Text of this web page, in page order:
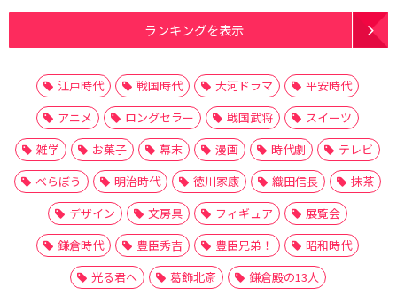
ランキングを表示
江戸時代 戦国時代 大河ドラマ
平安時代
アニメ
ロングセラー 戦国武将
スイーツ
雑学
お菓子 幕末 漫画 時代劇
テレビ
べらぼう
明治時代 徳川家康 織田信長
抹茶
デザイン
文房具 フィギュア
展覧会
鎌倉時代
豊臣秀吉 豊臣兄弟！
昭和時代
光る君へ
葛飾北斎 鎌倉殿の13人